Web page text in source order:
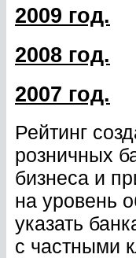
2009 год.
2008 год.
2007 год.
Рейтинг
розничных
бизнеса и
на уровень
указать
с частными